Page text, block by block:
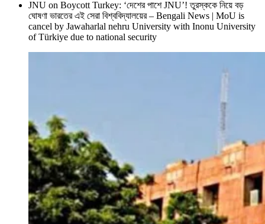
JNU on Boycott Turkey: ‘দেশের পাশে JNU’! তুরস্ককে নিয়ে বড়
ঘোষণা ভারতের এই সেরা বিশ্ববিদ্যালয়ের – Bengali News | MoU is
cancel by Jawaharlal nehru University with Inonu University
of Türkiye due to national security